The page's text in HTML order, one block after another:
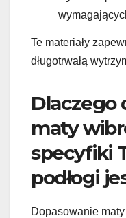
Te materiały
długotrwałą
Dlaczego
maty
specyfiki
podłogi
Dopasowanie